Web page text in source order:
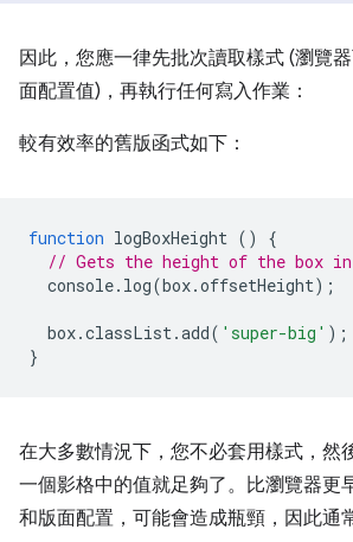
因此，您應一律先批次讀取樣式 (瀏覽
面配置值)，再執行任何寫入作業：
較有效率的舊版函式如下：
function logBoxHeight ()
{
// Gets the height of the box
console. log(box.offsetHeight);
box.classList.add( 'super-big' );
}
在大多數情況下，您不必套用樣式，然
一個影格中的值就足夠了。比瀏覽器更
和版面配置，可能會造成瓶頸，因此通